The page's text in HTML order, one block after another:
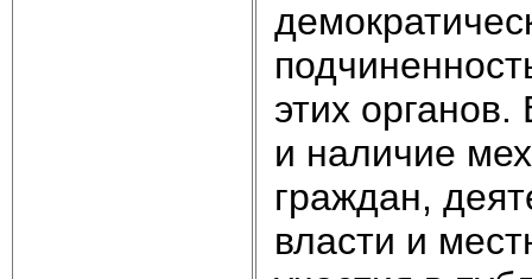
этих
и наличие
граждан,
власти и